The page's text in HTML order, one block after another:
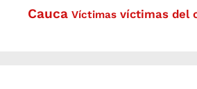
Cauca Víctimas víctimas del